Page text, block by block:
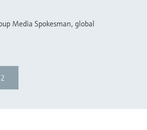
Media Spokesman, global